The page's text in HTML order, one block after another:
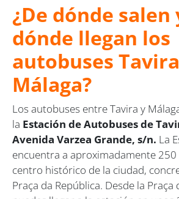
¿De dónde salen
dónde llegan los
autobuses
Málaga?
Los autobuses entre Tavira y
la Estación de Autobuses de
Avenida Varzea Grande, s/n. La
encuentra a aproximadamente
centro histórico de la ciudad,
Praça da República. Desde la Praça